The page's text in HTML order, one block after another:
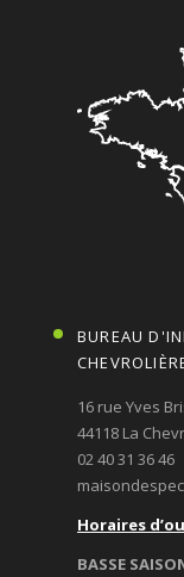
BUREAU
16 rue Yves
44118 La
02 40 31 36 46
Horaires
BASSE